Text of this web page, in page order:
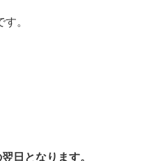
。
日となります。